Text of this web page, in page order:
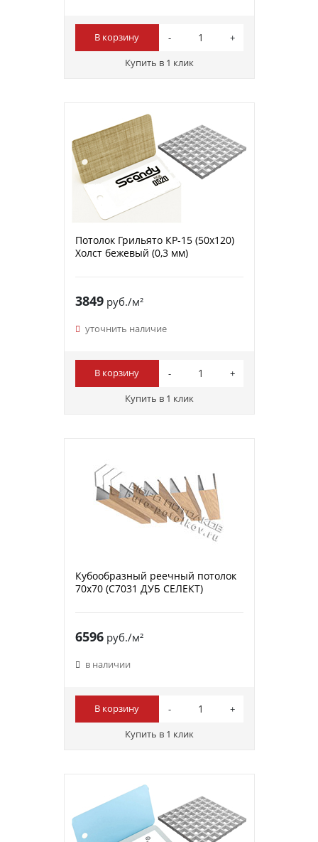
В корзину
Купить в 1 клик
Потолок Грильято КР-15 (50х120)
Холст бежевый (0,3 мм)
3849руб./м²
уточнить наличие
В корзину
Купить в 1 клик
Кубообразный реечный потолок
70х70 (C7031 ДУБ СЕЛЕКТ)
6596руб./м²
в наличии
В корзину
Купить в 1 клик